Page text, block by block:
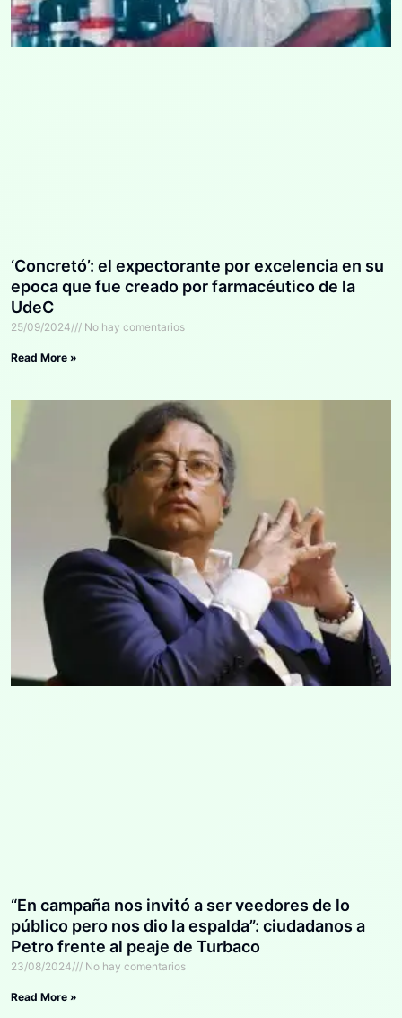
‘Concretó’: el expectorante por excelencia en su
epoca que fue creado por farmacéutico de la
UdeC
25/09/2024 No hay comentarios
Read More »
“En campaña nos invitó a ser veedores de lo
público pero nos dio la espalda”: ciudadanos a
Petro frente al peaje de Turbaco
23/08/2024 No hay comentarios
Read More »